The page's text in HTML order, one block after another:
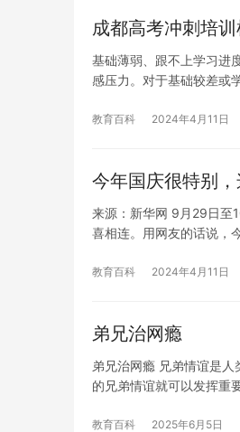
成都高考冲刺培
基础薄弱、跟不上学习进
感压力。对于基础较差或
教育百科 2024年4月11日
今年国庆很特别
来源：新华网 9月29日至
喜相连。用网友的话说，
教育百科 2024年4月11日
弟兄治网瘾
弟兄治网瘾 兄弟情谊是
的兄弟情谊就可以发挥重
教育百科 2025年6月5日